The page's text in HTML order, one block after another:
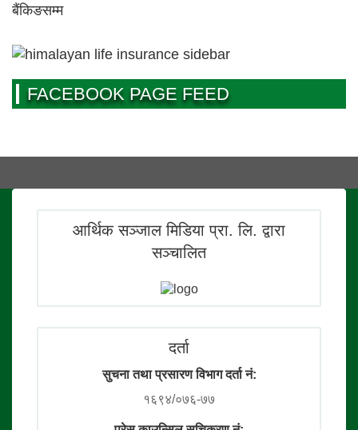
FACEBOOK PAGE FEED
आर्थिक सञ्जाल मिडिया प्रा. लि. द्वारा
सञ्चालित
दर्ता
सुचना तथा प्रसारण विभाग दर्ता नं:
१६९४/०७६-७७